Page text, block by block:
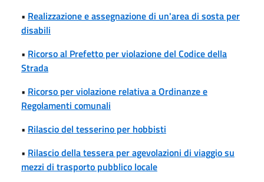
• Realizzazione e assegnazione di un'area di sosta per
disabili
• Ricorso al Prefetto per violazione del Codice della
Strada
• Ricorso per violazione relativa a Ordinanze e
Regolamenti comunali
• Rilascio del tesserino per hobbisti
• Rilascio della tessera per agevolazioni di viaggio su
mezzi di trasporto pubblico locale